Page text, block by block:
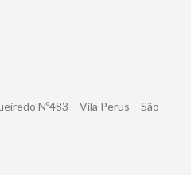
Nº483 – Vila Perus – São